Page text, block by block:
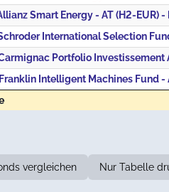
Smart Energy - AT (H2-EUR) -
Portfolio Investissement
Intelligent Machines Fund -
vergleichen Nur Tabelle